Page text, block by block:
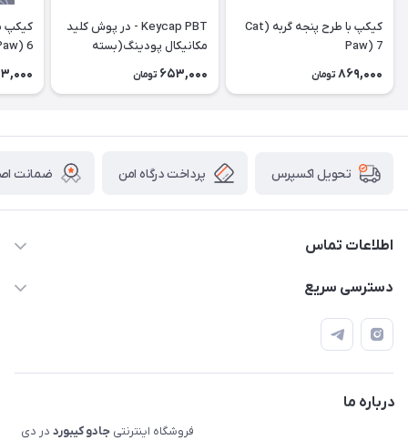
کیکپ با طرح پنجه گربه (Cat
Paw) 7
869,000 تومان
Keycap PBT - در پوش کلید
مکانیکال پودینگ(بسته
الحاقی) Extra Pudding
653,000 تومان
6
تحویل اکسپرس پرداخت درگاه امن ضمانت
اطلاعات تماس
09120992668
info@jadookb.com
حضوری، با هماهنگی)
دسترسی سریع
حساب کاربری
اصطلاحات و مفاهیم مرتبط به کیبوردهای مکانیکال
درباره ما
فروشگاه اینترنتی جادو کیبورد در دی